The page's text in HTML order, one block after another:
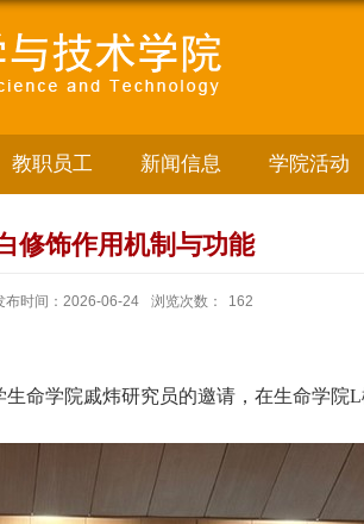
教职员工 新闻信息 学院活动
修饰作用机制与功能
布时间：2026-06-24 浏览次数： 162
生命学院戚炜研究员的邀请，在生命学院L